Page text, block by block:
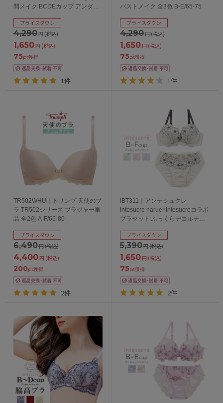
間メイク BCDEカップ アンダー
4,290円(税込)
プライスダウン
1,650円 (税込)
75pt獲得
1件
バストメイク 全3色 B-E/65-75
4,290円(税込)
プライスダウン
1,650円 (税込)
75pt獲得
1件
TR502WHU｜トリンプ 天使のブ
ラ TR502シリーズ ブラジャー単
品 全2色 A-F/65-80
6,490円(税込)
プライスダウン
4,400円 (税込)
200pt獲得
2件
IBT311｜アンテシュクレ
intesucre narue×intesucreコラボ
ブラセット ふっくらデコルテメ
5,390円(税込)
プライスダウン
1,650円 (税込)
75pt獲得
2件